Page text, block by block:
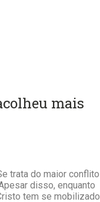
mais
trata do maior conflito
disso, enquanto
tem se mobilizado